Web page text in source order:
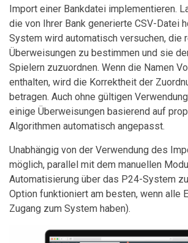
Import einer Bankdatei implementieren.
die von Ihrer Bank generierte CSV-Datei
System wird automatisch versuchen, die
Überweisungen zu bestimmen und sie
Spielern zuzuordnen. Wenn die Namen
enthalten, wird die Korrektheit der
betragen. Auch ohne gültigen
einige Überweisungen basierend auf
Algorithmen automatisch angepasst.
Unabhängig von der Verwendung des
möglich, parallel mit dem manuellen
Automatisierung über das P24-System
Option funktioniert am besten, wenn alle
Zugang zum System haben).